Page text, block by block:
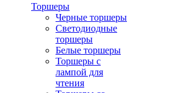
Торшеры
Черные торшеры
Светодиодные
торшеры
Белые торшеры
Торшеры с
лампой для
чтения